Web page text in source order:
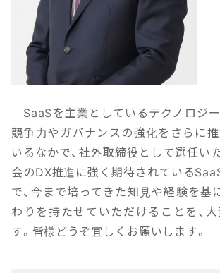
SaaSを主業としているテクノロジ
競争力やガバナンスの強化をさらに
いるなかで、社外取締役として選任い
会のDX推進に強く期待されている
で、今まで培ってきた知見や経験を基
わりを持たせていただけることを、
す。皆様どうぞ宜しくお願いします。